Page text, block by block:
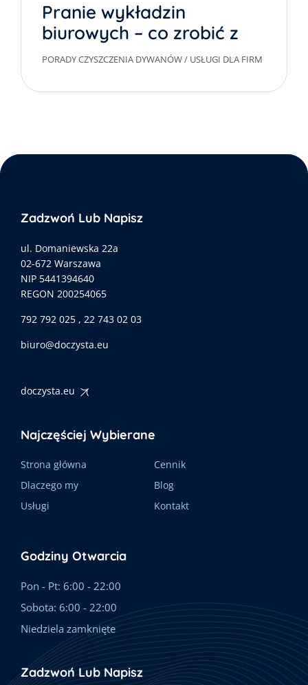
Pranie wykładzin
biurowych – co zrobić z
meblami?
PORADY CZYSZCZENIA DYWANÓW/ USŁUGI DLA FIRM
Zadzwoń Lub Napisz
ul. Domaniewska 22a
02-672 Warszawa
NIP 5441394640
REGON 200254065
792 792 025 , 22 743 02 03
biuro@doczysta.eu
doczysta.eu
Najczęściej Wybierane
Strona główna
Cennik
Dlaczego my
Blog
Usługi
Kontakt
Godziny Otwarcia
Pon - Pt: 6:00 - 22:00
Sobota: 6:00 - 22:00
Niedziela zamknięte
Zadzwoń Lub Napisz